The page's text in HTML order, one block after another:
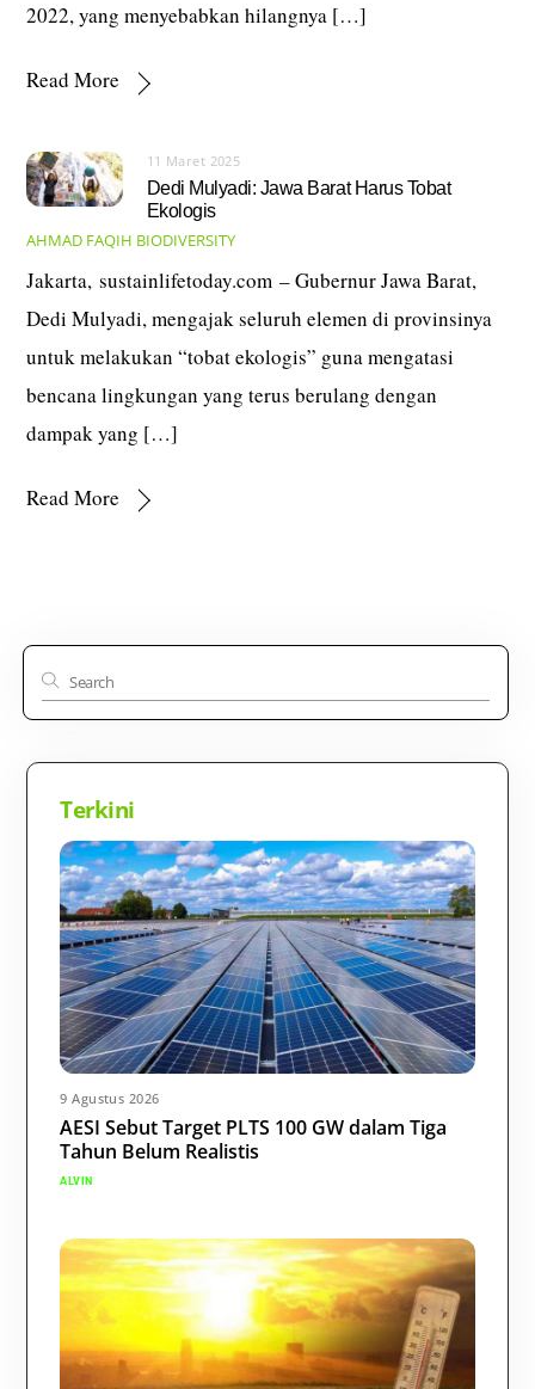
2022, yang menyebabkan hilangnya […]
Read More
11 Maret 2025
Dedi Mulyadi: Jawa Barat Harus Tobat
Ekologis
AHMAD FAQIH BIODIVERSITY
Jakarta, sustainlifetoday.com – Gubernur Jawa Barat,
Dedi Mulyadi, mengajak seluruh elemen di provinsinya
untuk melakukan “tobat ekologis” guna mengatasi
bencana lingkungan yang terus berulang dengan
dampak yang […]
Read More
Terkini
9 Agustus 2026
AESI Sebut Target PLTS 100 GW dalam Tiga
Tahun Belum Realistis
ALVIN